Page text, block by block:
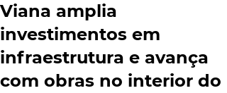
Viana amplia
investimentos em
infraestrutura e avança
com obras no interior do